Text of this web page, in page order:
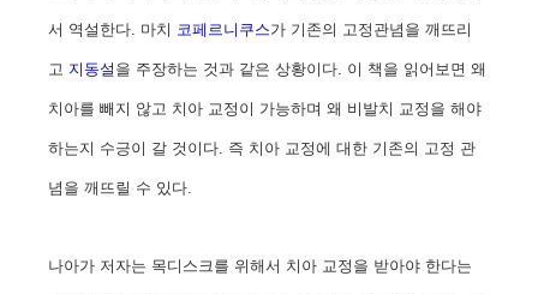
서 역설한다. 마치 코페르니쿠스가 기존의 고정관념을 깨뜨리
고 지동설 을 주장하는 것과 같은 상황이다. 이 책을 읽어보면 왜
치아를 빼지 않고 치아 교정이 가능하며 왜 비발치 교정을 해야
하는지 수긍이 갈 것이다. 즉 치아 교정에 대한 기존의 고정 관
념을 깨뜨릴 수 있다.
나아가 저자는 목디스크를 위해서 치아 교정을 받아야 한다는